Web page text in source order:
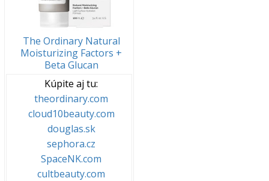
The Ordinary Natural
Moisturizing Factors +
Beta Glucan
Kúpite aj tu:
theordinary.com
cloud10beauty.com
douglas.sk
sephora.cz
SpaceNK.com
cultbeauty.com